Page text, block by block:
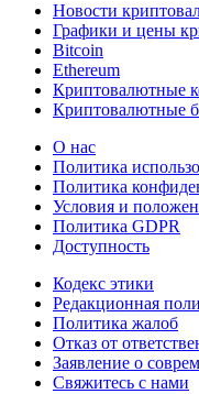
Новости
Графики и цены
Bitcoin
Ethereum
Криптовалютные
Криптовалютные
О нас
Политика
Политика
Условия и
Политика GDPR
Доступность
Кодекс этики
Редакционная
Политика жалоб
Отказ от
Заявление о
Свяжитесь с нами